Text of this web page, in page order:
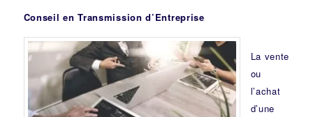
Conseil en Transmission d’Entreprise
La vente
ou
l’achat
d’une